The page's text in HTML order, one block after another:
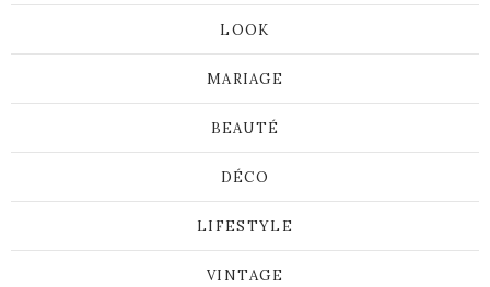
LOOK
MARIAGE
BEAUTÉ
DÉCO
LIFESTYLE
VINTAGE